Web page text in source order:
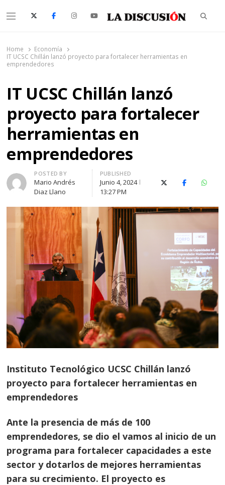
Menu
Home
Economía
IT UCSC Chillán lanzó proyecto para fortalecer herramientas en
emprendedores
IT UCSC Chillán lanzó
proyecto para fortalecer
herramientas en
emprendedores
Author
POSTED BY
Mario Andrés
Diaz Llano
PUBLISHED
Junio 4, 2024
13:27 PM
X (Twitter)Facebook
Instituto Tecnológico UCSC Chillán lanzó
proyecto para fortalecer herramientas en
emprendedores
Ante la presencia de más de 100
emprendedores, se dio el vamos al inicio de un
programa para fortalecer capacidades a este
sector y dotarlos de mejores herramientas
para su crecimiento. El proyecto es